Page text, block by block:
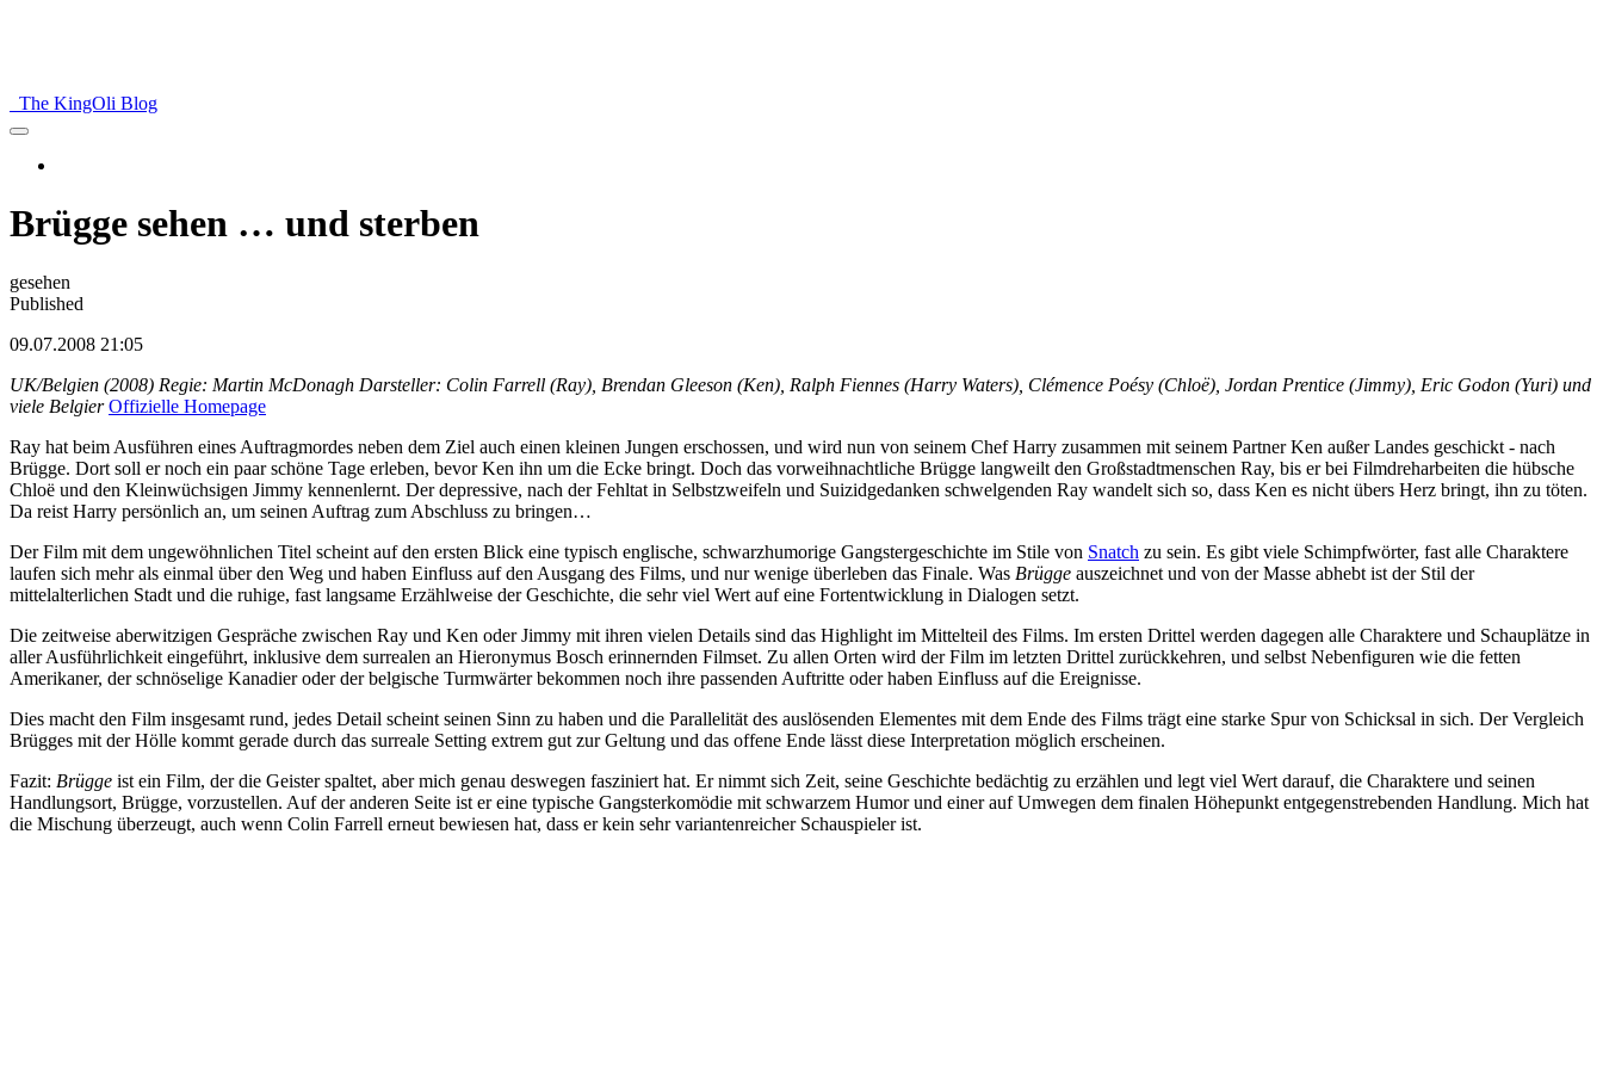
The KingOli Blog
Brügge sehen … und sterben
gesehen
Published
09.07.2008 21:05
UK/Belgien (2008) Regie: Martin McDonagh Darsteller: Colin Farrell (Ray), Brendan Gleeson (Ken), Ralph Fiennes (Harry Waters), Clémence Poésy (Chloë), Jordan Prentice (Jimmy), Eric Godon (Yuri) und
viele Belgier Offizielle Homepage
Ray hat beim Ausführen eines Auftragmordes neben dem Ziel auch einen kleinen Jungen erschossen, und wird nun von seinem Chef Harry zusammen mit seinem Partner Ken außer Landes geschickt - nach
Brügge. Dort soll er noch ein paar schöne Tage erleben, bevor Ken ihn um die Ecke bringt. Doch das vorweihnachtliche Brügge langweilt den Großstadtmenschen Ray, bis er bei Filmdreharbeiten die hübsche
Chloë und den Kleinwüchsigen Jimmy kennenlernt. Der depressive, nach der Fehltat in Selbstzweifeln und Suizidgedanken schwelgenden Ray wandelt sich so, dass Ken es nicht übers Herz bringt, ihn zu töten.
Da reist Harry persönlich an, um seinen Auftrag zum Abschluss zu bringen…
Der Film mit dem ungewöhnlichen Titel scheint auf den ersten Blick eine typisch englische, schwarzhumorige Gangstergeschichte im Stile von Snatch zu sein. Es gibt viele Schimpfwörter, fast alle Charaktere
laufen sich mehr als einmal über den Weg und haben Einfluss auf den Ausgang des Films, und nur wenige überleben das Finale. Was Brügge auszeichnet und von der Masse abhebt ist der Stil der
mittelalterlichen Stadt und die ruhige, fast langsame Erzählweise der Geschichte, die sehr viel Wert auf eine Fortentwicklung in Dialogen setzt.
Die zeitweise aberwitzigen Gespräche zwischen Ray und Ken oder Jimmy mit ihren vielen Details sind das Highlight im Mittelteil des Films. Im ersten Drittel werden dagegen alle Charaktere und Schauplätze in
aller Ausführlichkeit eingeführt, inklusive dem surrealen an Hieronymus Bosch erinnernden Filmset. Zu allen Orten wird der Film im letzten Drittel zurückkehren, und selbst Nebenfiguren wie die fetten
Amerikaner, der schnöselige Kanadier oder der belgische Turmwärter bekommen noch ihre passenden Auftritte oder haben Einfluss auf die Ereignisse.
Dies macht den Film insgesamt rund, jedes Detail scheint seinen Sinn zu haben und die Parallelität des auslösenden Elementes mit dem Ende des Films trägt eine starke Spur von Schicksal in sich. Der Vergleich
Brügges mit der Hölle kommt gerade durch das surreale Setting extrem gut zur Geltung und das offene Ende lässt diese Interpretation möglich erscheinen.
Fazit: Brügge ist ein Film, der die Geister spaltet, aber mich genau deswegen fasziniert hat. Er nimmt sich Zeit, seine Geschichte bedächtig zu erzählen und legt viel Wert darauf, die Charaktere und seinen
Handlungsort, Brügge, vorzustellen. Auf der anderen Seite ist er eine typische Gangsterkomödie mit schwarzem Humor und einer auf Umwegen dem finalen Höhepunkt entgegenstrebenden Handlung. Mich hat
die Mischung überzeugt, auch wenn Colin Farrell erneut bewiesen hat, dass er kein sehr variantenreicher Schauspieler ist.